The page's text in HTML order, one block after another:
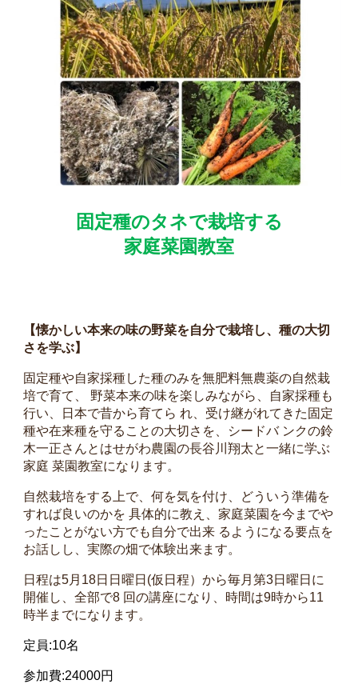
固定種のタネで栽培する
家庭菜園教室
【懐かしい本来の味の野菜を自分で栽培し、種の大切
さを学ぶ】
固定種や自家採種した種のみを無肥料無農薬の自然栽
培で育て、 野菜本来の味を楽しみながら、自家採種も
行い、日本で昔から育てら れ、受け継がれてきた固定
種や在来種を守ることの大切さを、シードバ ンクの鈴
木一正さんとはせがわ農園の長谷川翔太と一緒に学ぶ
家庭 菜園教室になります。
自然栽培をする上で、何を気を付け、どういう準備を
すれば良いのかを 具体的に教え、家庭菜園を今までや
ったことがない方でも自分で出来 るようになる要点を
お話しし、実際の畑で体験出来ます。
日程は5月18日日曜日(仮日程）から毎月第3日曜日に
開催し、全部で8 回の講座になり、時間は9時から11
時半までになります。
定員:10名
参加費:24000円